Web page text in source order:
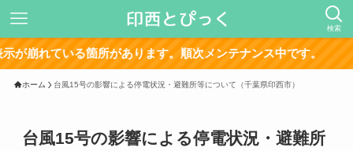
検索
る箇所があります。順次メンテナンス中です。
ホーム 台風15号の影響による停電状況・避難所等について（千葉県印西市）
台風15号の影響による停電状況・避難所